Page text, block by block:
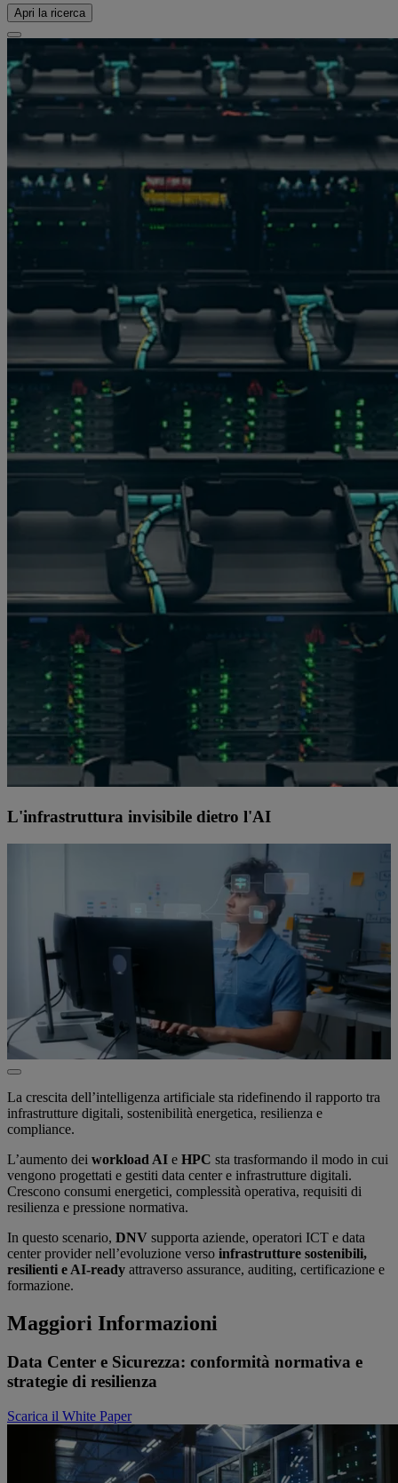
Apri la ricerca
L'infrastruttura invisibile dietro l'AI
La crescita dell’intelligenza artificiale sta ridefinendo il rapporto tra
infrastrutture digitali, sostenibilità energetica, resilienza e
compliance.
L’aumento dei workload AI e HPC sta trasformando il modo in cui
vengono progettati e gestiti data center e infrastrutture digitali.
Crescono consumi energetici, complessità operativa, requisiti di
resilienza e pressione normativa.
In questo scenario, DNV supporta aziende, operatori ICT e data
center provider nell’evoluzione verso infrastrutture sostenibili,
resilienti e AI-ready attraverso assurance, auditing, certificazione e
formazione.
Maggiori Informazioni
Data Center e Sicurezza: conformità normativa e
strategie di resilienza
Scarica il White Paper